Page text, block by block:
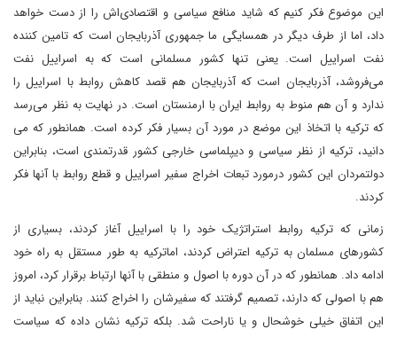
این موضوع فکر کنیم که شاید منافع سیاسی و اقتصادی‌اش را از دست خواهد
داد، اما از طرف دیگر در همسایگی ما جمهوری آذربایجان است که تامین کننده
نفت اسراییل است. یعنی تنها کشور مسلمانی است که به اسراییل نفت
می‌فروشد، آذربایجان است که آذربایجان هم قصد کاهش روابط با اسراییل را
ندارد و آن هم منوط به روابط ایران با ارمنستان است. در نهایت به نظر می‌رسد
که ترکیه با اتخاذ این موضع در مورد آن بسیار فکر کرده است. همانطور که می
دانید، ترکیه از نظر سیاسی و دیپلماسی خارجی کشور قدرتمندی است، بنابراین
دولتمردان این کشور درمورد تبعات اخراج سفیر اسراییل و قطع روابط با آنها فکر
کردند.
زمانی که ترکیه روابط استراتژیک خود را با اسراییل آغاز کردند، بسیاری از
کشورهای مسلمان به ترکیه اعتراض کردند، اماترکیه به طور مستقل به راه خود
ادامه داد. همانطور که در آن دوره با اصول و منطقی با آنها ارتباط برقرار کرد، امروز
هم با اصولی که دارند، تصمیم گرفتند که سفیرشان را اخراج کنند. بنابراین نباید از
این اتفاق خیلی خوشحال و یا ناراحت شد. بلکه ترکیه نشان داده که سیاست